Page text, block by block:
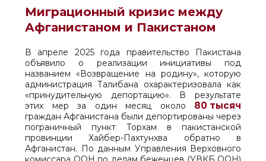
Миграционный кризис между
Афганистаном и Пакистаном
В апреле 2025 года правительство Пакистана
объявило о реализации инициативы под
названием «Возвращение на родину», которую
администрация Талибана охарактеризовала как
«принудительную депортацию». В результате
этих мер за один месяц около 80 тысяч
граждан Афганистана были депортированы через
пограничный пункт Торхам в пакистанской
провинции Хайбер-Пахтунхва обратно в
Афганистан. По данным Управления Верховного